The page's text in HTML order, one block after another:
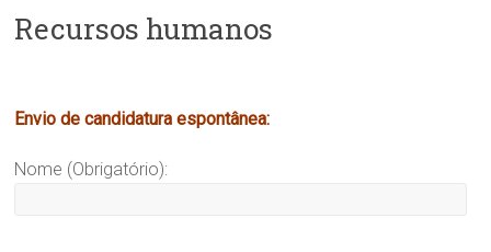
Sousa
Terraplanagens,
SA
Recursos humanos
Envio de candidatura espontânea:
Nome (Obrigatório):